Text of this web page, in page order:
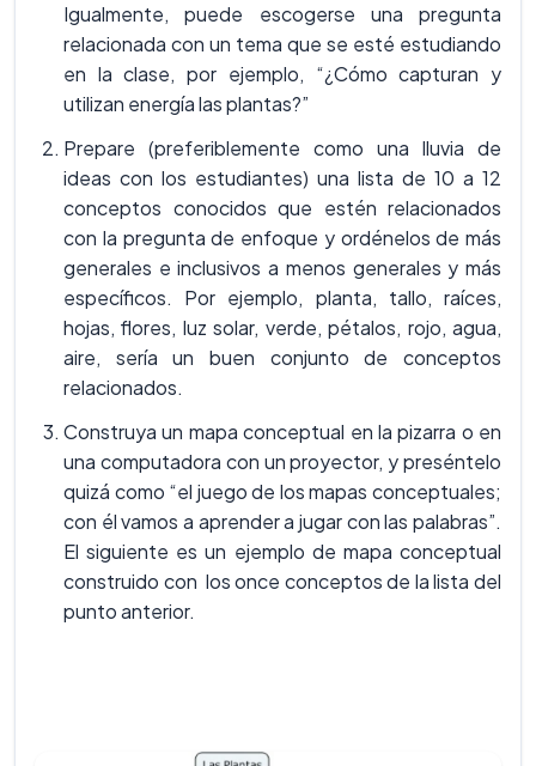
Igualmente, puede escogerse una pregunta
relacionada con un tema que se esté estudiando
en la clase, por ejemplo, “¿Cómo capturan y
utilizan energía las plantas?”
Prepare (preferiblemente como una lluvia de
ideas con los estudiantes) una lista de 10 a 12
conceptos conocidos que estén relacionados
con la pregunta de enfoque y ordénelos de más
generales e inclusivos a menos generales y más
específicos. Por ejemplo, planta, tallo, raíces,
hojas, flores, luz solar, verde, pétalos, rojo, agua,
aire, sería un buen conjunto de conceptos
relacionados.
Construya un mapa conceptual en la pizarra o en
una computadora con un proyector, y preséntelo
quizá como “el juego de los mapas conceptuales;
con él vamos a aprender a jugar con las palabras”.
El siguiente es un ejemplo de mapa conceptual
construido con los once conceptos de la lista del
punto anterior.